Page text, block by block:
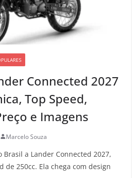
Connected 2027
Top Speed,
e Imagens
Marcelo Souza
Brasil a Lander Connected 2027,
de 250cc. Ela chega com design